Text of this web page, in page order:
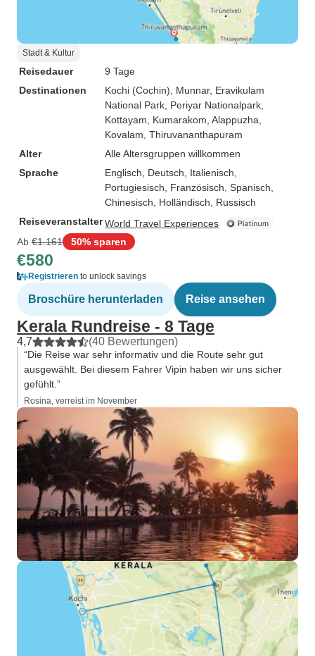
Stadt & Kultur
Reisedauer
9 Tage
Destinationen
Kochi (Cochin) , Munnar, Eravikulam
National Park , Periyar Nationalpark
Kottayam , Kumarakom , Alappuzha
Kovalam , Thiruvananthapuram
Alter
Alle Altersgruppen willkommen
Sprache
Englisch, Deutsch, Italienisch,
Portugiesisch, Französisch, Spanisch,
Chinesisch, Holländisch, Russisch
ReiseveranstalterWorld Travel Experiences
Ab €1.161 50% sparen
€580
Registrieren to unlock savings
Broschüre herunterladen Reise ansehen
Kerala Rundreise - 8 Tage
4,7 (40 Bewertungen)
“Die Reise war sehr informativ und die Route sehr gut
ausgewählt. Bei diesem Fahrer Vipin haben wir uns sicher
gefühlt.”
Rosina, verreist im November